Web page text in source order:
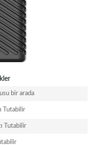
bir arada
Tutabilir
Tutabilir